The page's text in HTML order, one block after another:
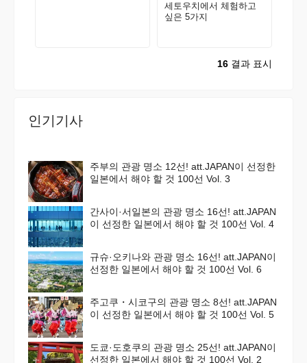
세토우치에서 체험하고
싶은 5가지
16 결과 표시
인기기사
주부의 관광 명소 12선! att.JAPAN이 선정한
일본에서 해야 할 것 100선 Vol. 3
간사이·서일본의 관광 명소 16선! att.JAPAN
이 선정한 일본에서 해야 할 것 100선 Vol. 4
규슈·오키나와 관광 명소 16선! att.JAPAN이
선정한 일본에서 해야 할 것 100선 Vol. 6
주고쿠・시코구의 관광 명소 8선! att.JAPAN
이 선정한 일본에서 해야 할 것 100선 Vol. 5
도쿄·도호쿠의 관광 명소 25선! att.JAPAN이
선정한 일본에서 해야 할 것 100선 Vol. 2